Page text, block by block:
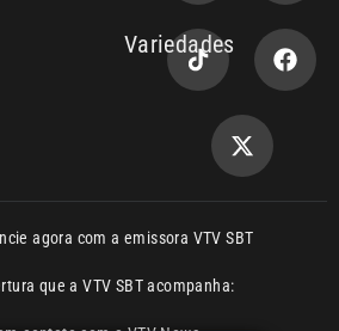
os direitos
PRM
Política de privacidade